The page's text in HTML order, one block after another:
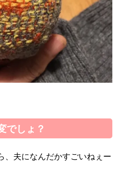
でしょ？
、夫になんだかすごいねぇー